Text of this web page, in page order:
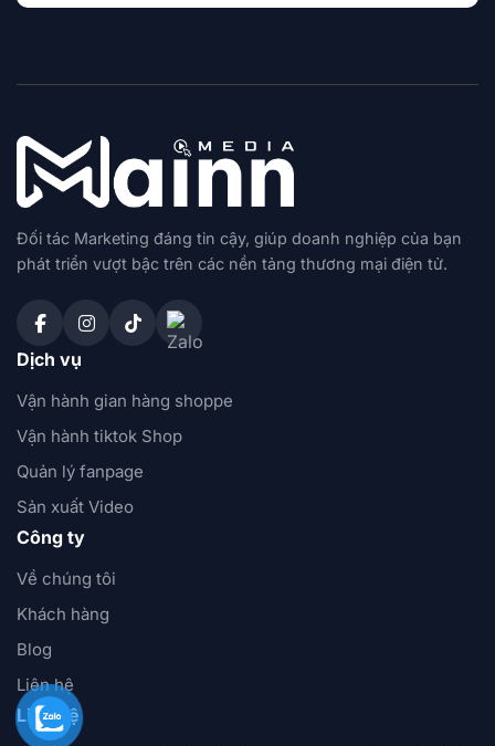
Đối tác Marketing đáng tin cậy, giúp doanh nghiệp của bạn
phát triển vượt bậc trên các nền tảng thương mại điện tử.
Dịch vụ
Vận hành gian hàng shoppe
Vận hành tiktok Shop
Quản lý fanpage
Sản xuất Video
Công ty
Về chúng tôi
Khách hàng
Blog
Liên hệ
Liên hệ